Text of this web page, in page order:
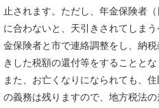
止されます。ただし、年金保険者
に合わないと、天引きされてしま
金保険者と市で連絡調整をし、納
きした税額の還付等をすることとな
また、お亡くなりになられても、
の義務は残りますので、地方税法